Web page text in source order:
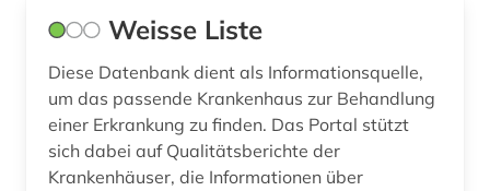
behringwerke (1)
behörde (7)
beihilfe <dienstrecht> (1)
Weisse Liste
Diese Datenbank dient als Informationsquelle,
um das passende Krankenhaus zur Behandlung
einer Erkrankung zu finden. Das Portal stützt
sich dabei auf Qualitätsberichte der
Krankenhäuser, die Informationen über